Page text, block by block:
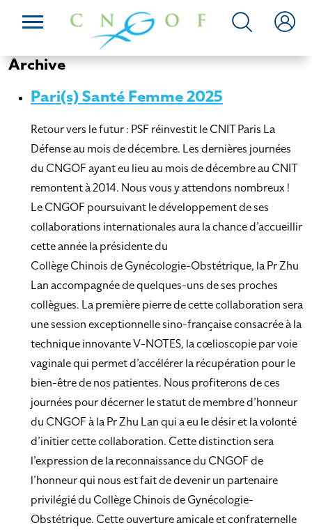
Archive
Pari(s) Santé Femme 2025
Retour vers le futur : PSF réinvestit le CNIT Paris La
Défense au mois de décembre. Les dernières journées
du CNGOF ayant eu lieu au mois de décembre au CNIT
remontent à 2014. Nous vous y attendons nombreux !
Le CNGOF poursuivant le développement de ses
collaborations internationales aura la chance d’accueillir
cette année la présidente du
Collège Chinois de Gynécologie-Obstétrique, la Pr Zhu
Lan accompagnée de quelques-uns de ses proches
collègues. La première pierre de cette collaboration sera
une session exceptionnelle sino-française consacrée à la
technique innovante V-NOTES, la cœlioscopie par voie
vaginale qui permet d’accélérer la récupération pour le
bien-être de nos patientes. Nous profiterons de ces
journées pour décerner le statut de membre d’honneur
du CNGOF à la Pr Zhu Lan qui a eu le désir et la volonté
d’initier cette collaboration. Cette distinction sera
l’expression de la reconnaissance du CNGOF de
l’honneur qui nous est fait de devenir un partenaire
privilégié du Collège Chinois de Gynécologie-
Obstétrique. Cette ouverture amicale et confraternelle